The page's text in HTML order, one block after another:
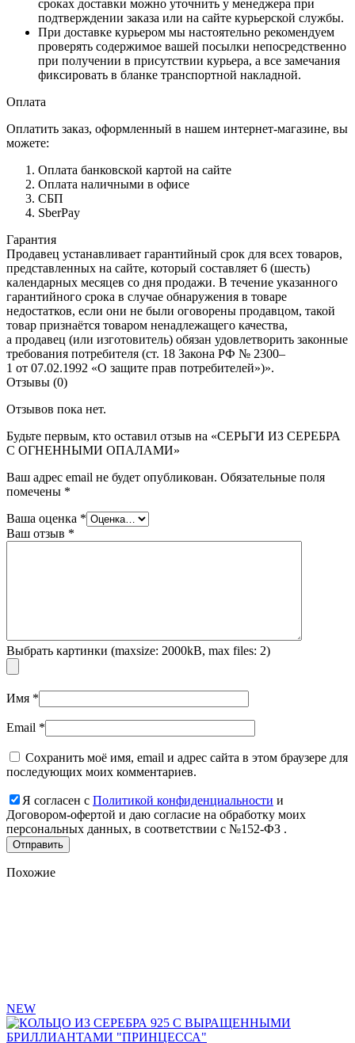
сроках доставки можно уточнить у менеджера при
подтверждении заказа или на сайте курьерской службы.
При доставке курьером мы настоятельно рекомендуем
проверять содержимое вашей посылки непосредственно
при получении в присутствии курьера, а все замечания
фиксировать в бланке транспортной накладной.
Оплата
Оплатить заказ, оформленный в нашем интернет-магазине, вы
можете:
Оплата банковской картой на сайте
Оплата наличными в офисе
СБП
SberPay
Гарантия
Продавец устанавливает гарантийный срок для всех товаров,
представленных на сайте, который составляет 6 (шесть)
календарных месяцев со дня продажи. В течение указанного
гарантийного срока в случае обнаружения в товаре
недостатков, если они не были оговорены продавцом, такой
товар признаётся товаром ненадлежащего качества,
а продавец (или изготовитель) обязан удовлетворить законные
требования потребителя (ст. 18 Закона РФ № 2300–
1 от 07.02.1992 «О защите прав потребителей»)».
Отзывы (0)
Отзывов пока нет.
Будьте первым, кто оставил отзыв на «СЕРЬГИ ИЗ СЕРЕБРА
С ОГНЕННЫМИ ОПАЛАМИ»
Ваш адрес email не будет опубликован. Обязательные поля
помечены *
Ваша оценка *
Ваш отзыв *
Выбрать картинки (maxsize: 2000kB, max files: 2)
Имя *
Email *
Сохранить моё имя, email и адрес сайта в этом браузере для
последующих моих комментариев.
Я согласен с Политикой конфиденциальности и
Договором-офертой и даю согласие на обработку моих
персональных данных, в соответствии с №152-ФЗ .
Похожие
NEW